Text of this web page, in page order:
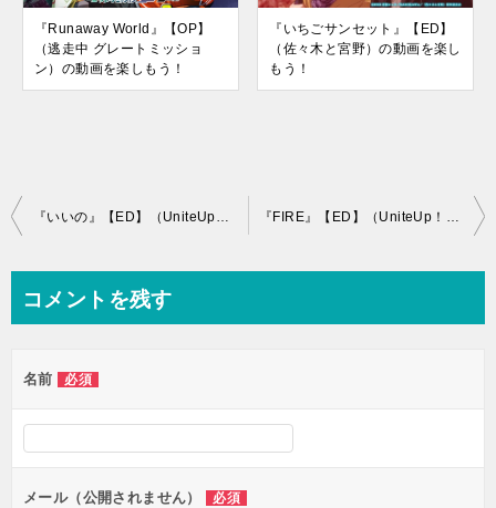
『Runaway World』【OP】
（逃走中 グレートミッショ
ン）の動画を楽しもう！
『いちごサンセット』【ED】
（佐々木と宮野）の動画を楽し
もう！
投
ビ
ー
シ
ョ
ン
コメントを残す
名前 必須
メール（公開されません） 必須